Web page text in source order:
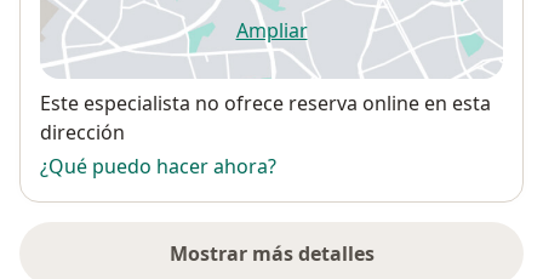
Ampliarse abre en una nueva
Disponibilidad
Este especialista no ofrece reserva online en esta
dirección
¿Qué puedo hacer ahora?
Mostrar más detalles
sobre la dirección